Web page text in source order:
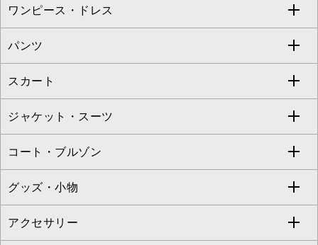
すべてのトップス
カットソー・Tシャツ
ブラウス・シャツ
ニット・セーター
カーディガン
アンサンブルセット
ベスト・ジレ
ワンピース・ドレス
すべてのワンピース・ドレス
ワンピース
ドレス
チュニック
ジャンパースカート
その他のワンピース・ドレス
パンツ
すべてのパンツ
フルレングスパンツ
クロップド・半端丈パンツ
ガウチョ・ワイドパンツ
ハーフ・ショート丈パンツ
スカート
すべてのスカート
ロング・マキシ丈スカート
ひざ丈スカート
ミモレ丈スカート
ジャケット・スーツ
すべてのジャケット・スーツ
テーラードジャケット
ノーカラージャケット
コート・ブルゾン
すべてのコート・ブルゾン
トレンチコート
グッズ・小物
すべてのグッズ・小物
アクセサリー